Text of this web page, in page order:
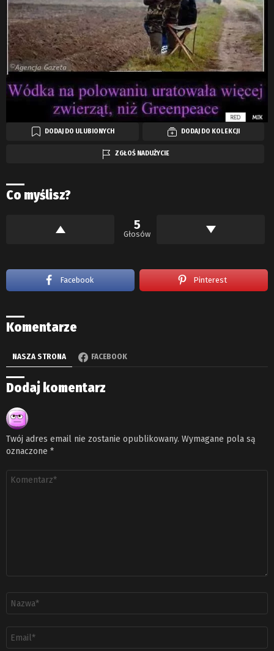
DODAJ DO ULUBIONYCH DODAJ DO KOLEKCJI
ZGŁOŚ NADUŻYCIE
Co myślisz?
5
Głosów
Facebook Pinterest
Komentarze
NASZA STRONA FACEBOOK
Dodaj komentarz
Twój adres email nie zostanie opublikowany. Wymagane pola są
oznaczone *
Komentarz
email